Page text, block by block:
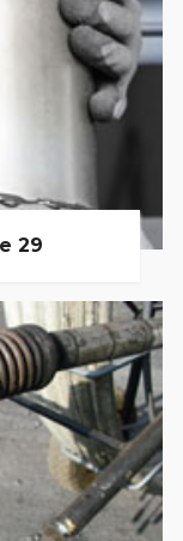
29